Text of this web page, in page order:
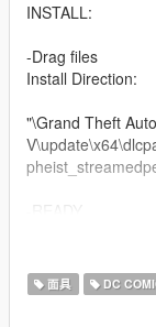
INSTALL:
-Drag files
Install Direction:
"\Grand Theft Auto
-Download this
https://www.gta5-
面具 DC